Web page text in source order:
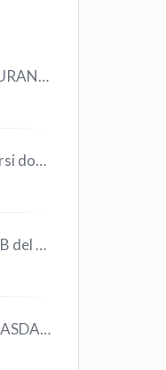
#trading
BITCOIN cosa aspettarsi dopo il “Crollo”? – CryptoMonday NEWS w16/’21
BITCOIN è ora il Piano B del Mondo
COINBASE COIN sul NASDAQ e le CRYPTO volano!